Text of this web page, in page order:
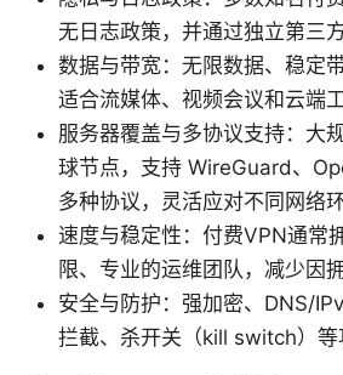
无日志政策，并通过独立第三
数据与带宽：无限数据、稳定
适合流媒体、视频会议和云端工
服务器覆盖与多协议支持：大
球节点，支持 WireGuard、
多种协议，灵活应对不同网络环
速度与稳定性：付费VPN通常
限、专业的运维团队，减少因
安全与防护：强加密、DNS/
拦截、杀开关（kill switch）等